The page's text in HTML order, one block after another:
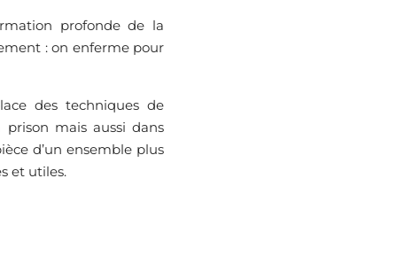
profonde de la
: on enferme pour
des techniques de
prison mais aussi dans
d’un ensemble plus
et utiles.